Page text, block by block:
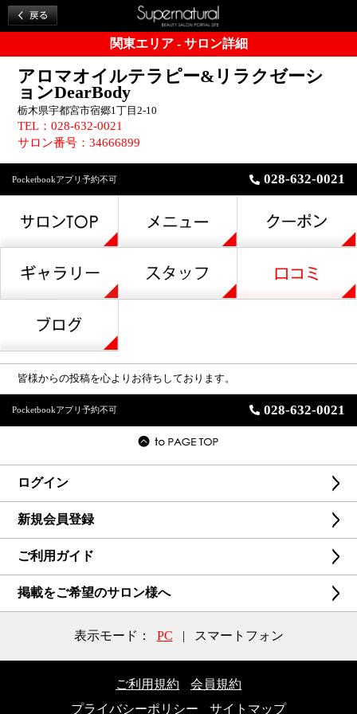
関東エリア - サロン詳細
アロマオイルテラピー&リラクゼーシ
ョンDearBody
栃木県宇都宮市宿郷1丁目2-10
TEL：028-632-0021
サロン番号：34666899
Pocketbookアプリ予約不可 028-632-0021
皆様からの投稿を心よりお待ちしております。
Pocketbookアプリ予約不可 028-632-0021
ログイン
新規会員登録
ご利用ガイド
掲載をご希望のサロン様へ
表示モード： PC | スマートフォン
ご利用規約
会員規約
プライバシーポリシー
サイトマップ